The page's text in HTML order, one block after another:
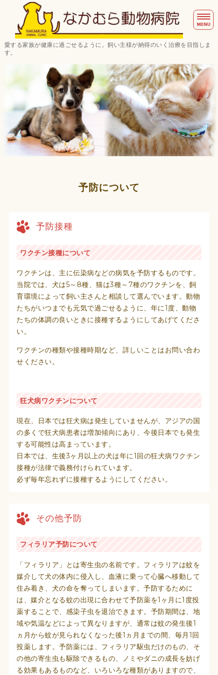
な
愛する家族が健康に過ごせるように。飼い主様が納得のいく治療を目指しま
す。
ホーム
アプリからの受付について
皮ふ病でお困りの患者様
歯石除去について
予防について
予防接種
ワクチン接種について
ワクチンは、主に伝染病などの病気を予防するものです。
当院では、犬は5～8種、猫は3種～7種のワクチンを、飼
育環境によって飼い主さんと相談して選んでいます。動物
たちがいつまでも元気で過ごせるように、年に1度、動物
たちの体調の良いときに接種するようにしてあげてくださ
い。
ワクチンの種類や接種時期など、詳しいことはお問い合わ
せください。
狂犬病ワクチンについて
現在、日本では狂犬病は発生していませんが、アジアの国
の多くで狂犬病患者は増加傾向にあり、今後日本でも発生
する可能性は高まっています。
日本では、生後3ヶ月以上の犬は年に1回の狂犬病ワクチン
接種が法律で義務付けられています。
必ず毎年忘れずに接種するようにしてください。
その他予防
フィラリア予防について
「フィラリア」とは寄生虫の名前です。フィラリアは蚊を
媒介して犬の体内に侵入し、血液に乗って心臓へ移動して
住み着き、犬の命を奪ってしまいます。予防するために
は、媒介となる蚊の出現に合わせて予防薬を1ヶ月に1度投
薬することで、感染子虫を退治できます。予防期間は、地
域や気温などによって異なりますが、通常は蚊の発生後1
ヵ月から蚊が見られなくなった後1ヵ月までの間、毎月1回
投薬します。予防薬には、フィラリア駆虫だけのもの、そ
の他の寄生虫も駆除できるもの、ノミやダニの成長を妨げ
る効果もあるものなど、いろいろな種類がありますので、